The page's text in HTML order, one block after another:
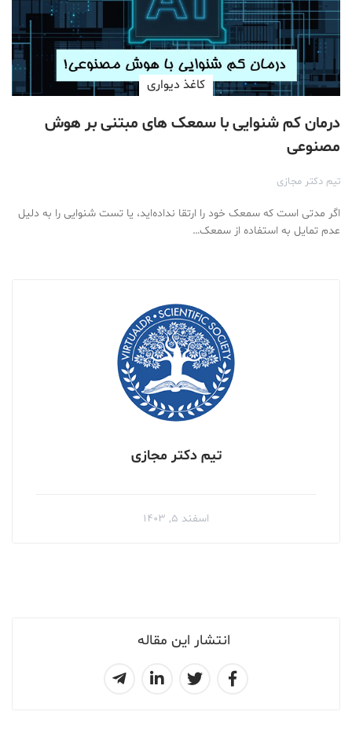
انتشار این مقاله
کاغذ دیواری
درمان کم شنوایی با سمعک های مبتنی بر هوش
مصنوعی
تیم دکتر مجازی
اگر مدتی است که سمعک خود را ارتقا نداده‌اید، یا تست شنوایی را به دلیل
عدم تمایل به استفاده از سمعک…
تیم دکتر مجازی
اسفند ۵, ۱۴۰۳